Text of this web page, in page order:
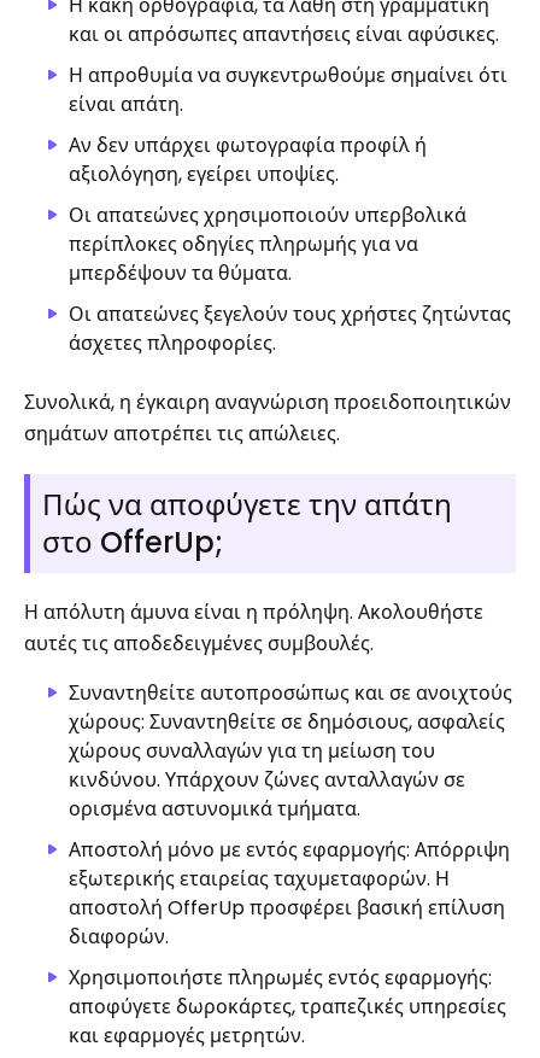
και οι απρόσωπες απαντήσεις είναι αφύσικες.
Η απροθυμία να συγκεντρωθούμε σημαίνει ότι
είναι απάτη.
Αν δεν υπάρχει φωτογραφία προφίλ ή
αξιολόγηση, εγείρει υποψίες.
Οι απατεώνες χρησιμοποιούν υπερβολικά
περίπλοκες οδηγίες πληρωμής για να
μπερδέψουν τα θύματα.
Οι απατεώνες ξεγελούν τους χρήστες ζητώντας
άσχετες πληροφορίες.
Συνολικά, η έγκαιρη αναγνώριση προειδοποιητικών
σημάτων αποτρέπει τις απώλειες.
Πώς να αποφύγετε την απάτη
στο OfferUp;
Η απόλυτη άμυνα είναι η πρόληψη. Ακολουθήστε
αυτές τις αποδεδειγμένες συμβουλές.
Συναντηθείτε αυτοπροσώπως και σε ανοιχτούς
χώρους: Συναντηθείτε σε δημόσιους, ασφαλείς
χώρους συναλλαγών για τη μείωση του
κινδύνου. Υπάρχουν ζώνες ανταλλαγών σε
ορισμένα αστυνομικά τμήματα.
Αποστολή μόνο με εντός εφαρμογής: Απόρριψη
εξωτερικής εταιρείας ταχυμεταφορών. Η
αποστολή OfferUp προσφέρει βασική επίλυση
διαφορών.
Χρησιμοποιήστε πληρωμές εντός εφαρμογής:
αποφύγετε δωροκάρτες, τραπεζικές υπηρεσίες
και εφαρμογές μετρητών.